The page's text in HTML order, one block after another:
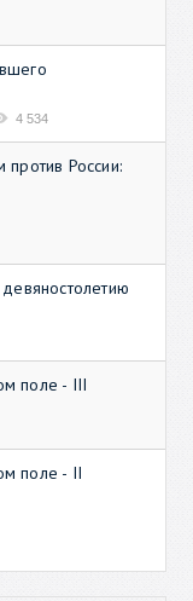
4 534
против России:
поле - III
поле - II